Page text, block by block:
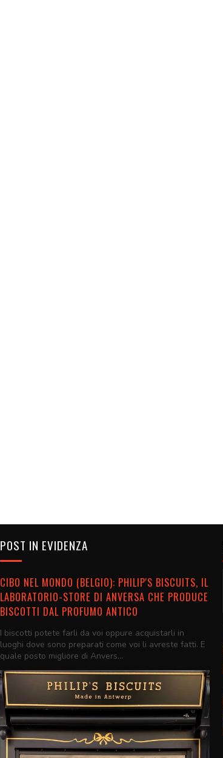
POST IN EVIDENZA
CIBO NEL MONDO (BELGIO): PHILIP'S BISCUITS, IL
LABORATORIO-STORE DI ANVERSA CHE PRODUCE
BISCOTTI DAL PROFUMO ANTICO
I biscotti potete farli da voi oppure acquistarli in
luoghi dove sono preparati come voi li avreste fatti. E
quale posto migliore di Anvers...